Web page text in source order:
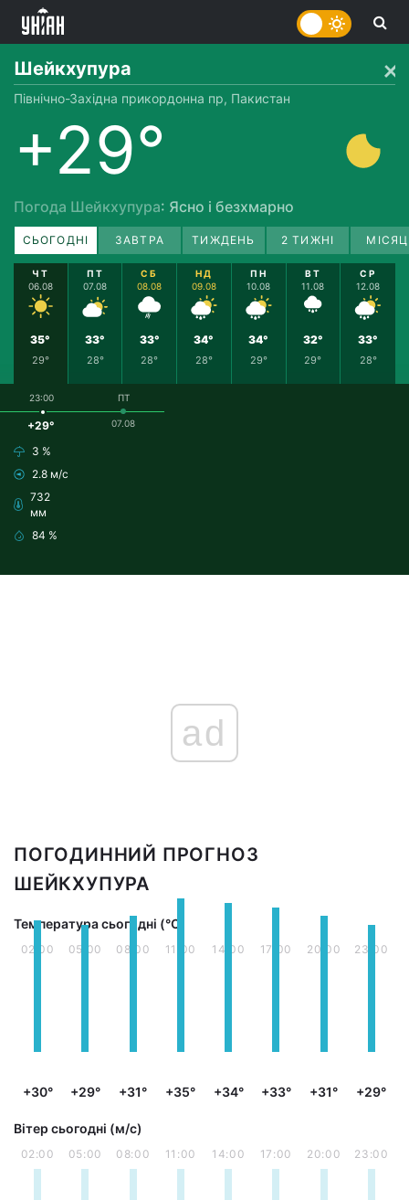
Шейкхупура
Північно-Західна прикордонна пр, Пакистан
+29°
Погода Шейкхупура: Ясно і безхмарно
СЬОГОДНІ ЗАВТРА ТИЖДЕНЬ 2 ТИЖНІ
ЧТ
06.08
35°
29°
ПТ
07.08
33°
28°
СБ
08.08
33°
28°
НД
09.08
34°
28°
ПН
10.08
34°
29°
ВТ
11.08
32°
29°
СР
12.08
33°
28°
23:00
+29°
3 %
2.8 м/с
732
мм
84 %
ПТ
07.08
ad
ПОГОДИННИЙ ПРОГНОЗ
ШЕЙКХУПУРА
Температура сьогодні (°С)
02:00
+30°
05:00
+29°
08:00
+31°
11:00
+35°
14:00
+34°
17:00
+33°
20:00
+31°
23:00
+29°
Вітер сьогодні (м/с)
02:00 05:00 08:00 11:00 14:00 17:00 20:00 23:00